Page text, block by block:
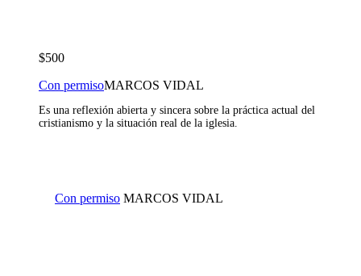
$500
Con permisoMARCOS VIDAL
Es una reflexión abierta y sincera sobre la práctica actual del
cristianismo y la situación real de la iglesia.
Con permiso MARCOS VIDAL